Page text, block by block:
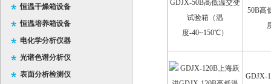
恒温干燥箱设备
恒温培养箱设备
电化学分析仪器
光谱色谱分析仪
表面分析检测仪
50B高
GDJX-